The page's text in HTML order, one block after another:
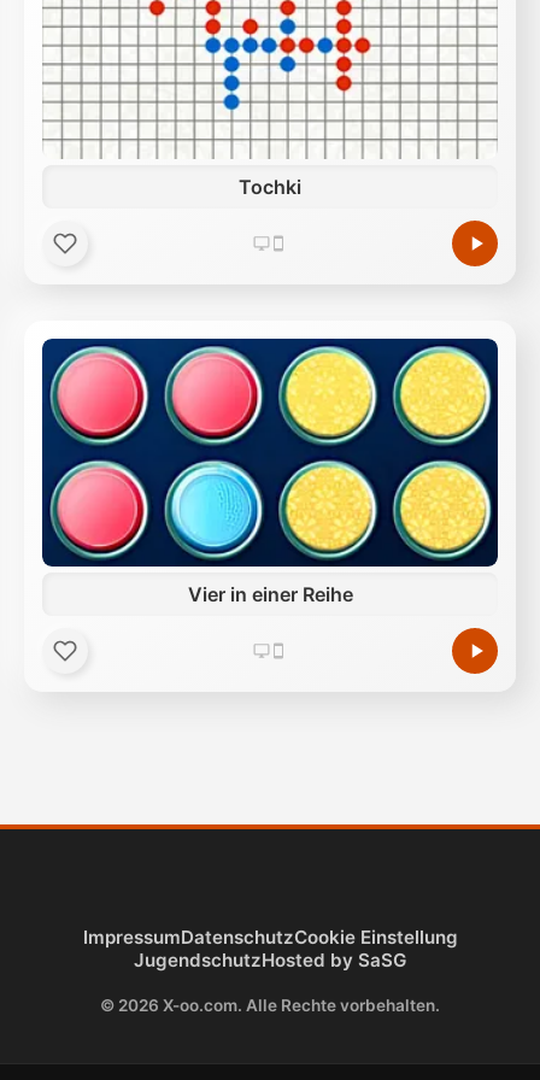
Tochki
Vier in einer Reihe
ImpressumDatenschutzCookie Einstellung
JugendschutzHosted by SaSG
© 2026 X-oo.com. Alle Rechte vorbehalten.